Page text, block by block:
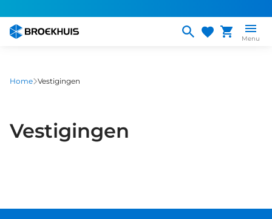
naar
gaan
Menu
Home Vestigingen
Vestigingen